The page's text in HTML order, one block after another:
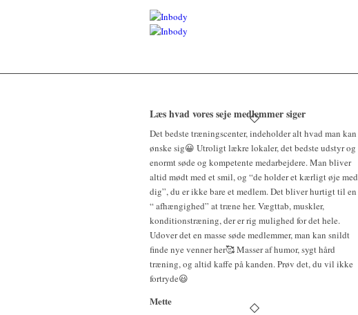
Læs hvad vores seje medlemmer siger
Det bedste træningscenter, indeholder alt hvad man kan
ønske sig😀 Utroligt lækre lokaler, det bedste udstyr og
enormt søde og kompetente medarbejdere. Man bliver
altid mødt med et smil, og “de holder et kærligt øje med
dig”, du er ikke bare et medlem. Det bliver hurtigt til en
“ afhængighed” at træne her. Vægttab, muskler,
konditionstræning, der er rig mulighed for det hele.
Udover det en masse søde medlemmer, man kan snildt
finde nye venner her🥰 Masser af humor, sygt hård
træning, og altid kaffe på kanden. Prøv det, du vil ikke
fortryde😃
Mette